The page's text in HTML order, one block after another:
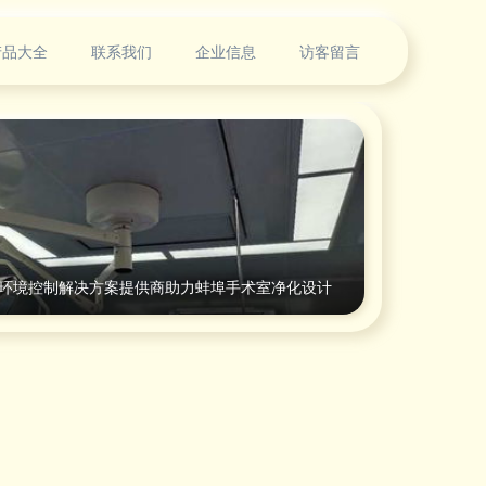
大全 联系我们 企业信息 访客留言
境控制解决方案提供商助力蚌埠手术室净化设计